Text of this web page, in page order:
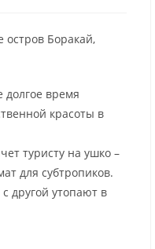
остров Боракай,
долгое время
красоты в
туристу на ушко –
для субтропиков.
другой утопают в